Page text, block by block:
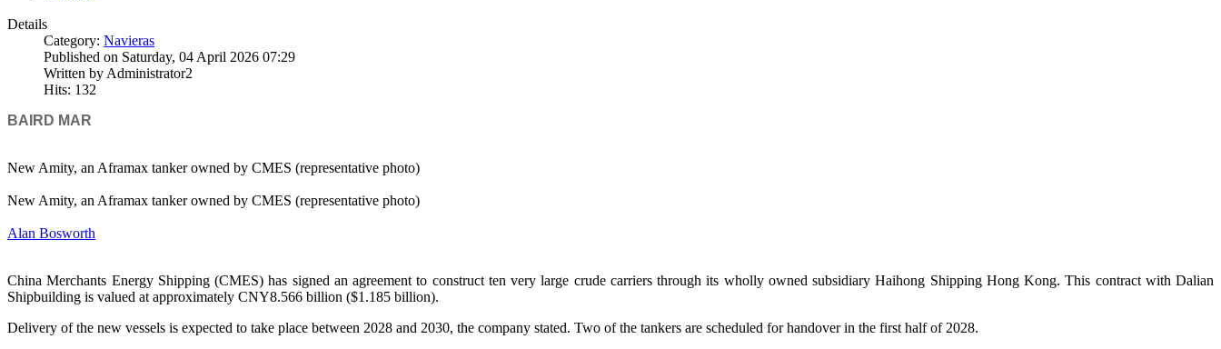
Details
Category: Navieras
Published on Saturday, 04 April 2026 07:29
Written by Administrator2
Hits: 132
BAIRD MAR
New Amity, an Aframax tanker owned by CMES (representative photo)
New Amity, an Aframax tanker owned by CMES (representative photo)
Alan Bosworth
China Merchants Energy Shipping (CMES) has signed an agreement to construct ten very large crude carriers through its wholly owned subsidiary Haihong Shipping Hong Kong. This contract with Dalian
Shipbuilding is valued at approximately CNY8.566 billion ($1.185 billion).
Delivery of the new vessels is expected to take place between 2028 and 2030, the company stated. Two of the tankers are scheduled for handover in the first half of 2028.